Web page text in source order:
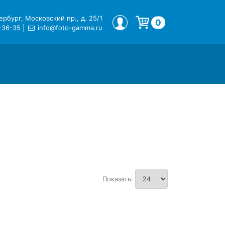
Московский пр., д. 25/1
36-35
info@foto-gamma.ru
МОЙ ПРОФИЛЬ 0